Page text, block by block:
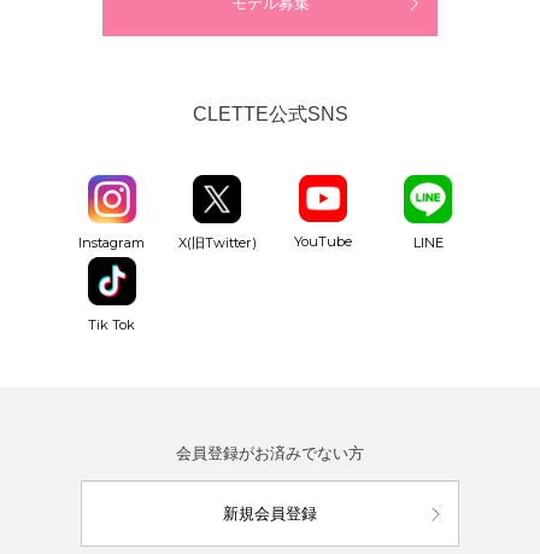
CLETTE公式SNS
Instagram X(旧Twitter) YouTube LINE
Tik Tok
会員登録がお済みでない方
新規会員登録